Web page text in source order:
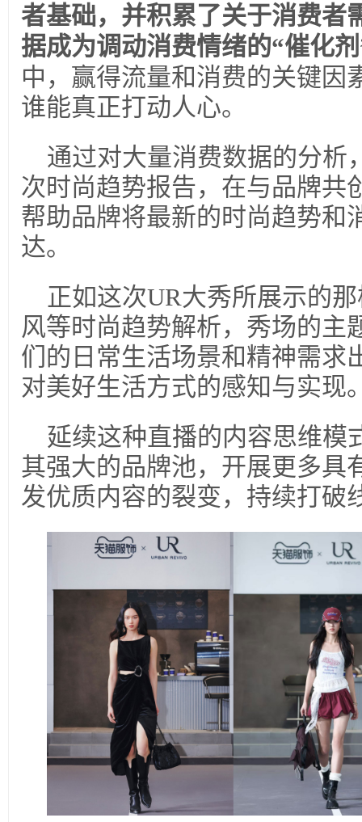
者基础，并积累了关于消费者
据成为调动消费情绪的“催化
中，赢得流量和消费的关键因
谁能真正打动人心。
通过对大量消费数据的分析
次时尚趋势报告，在与品牌共
帮助品牌将最新的时尚趋势和
达。
正如这次UR大秀所展示的
风等时尚趋势解析，秀场的主
们的日常生活场景和精神需求
对美好生活方式的感知与实现
延续这种直播的内容思维模
其强大的品牌池，开展更多具
发优质内容的裂变，持续打破